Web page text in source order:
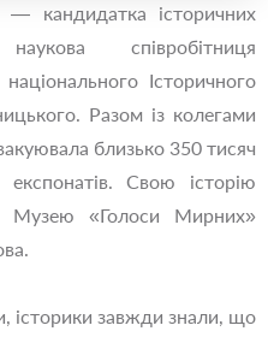
кандидатка історичних
співробітниця
Історичного
Разом із колегами
близько 350 тисяч
експонатів. Свою історію
Музею «Голоси Мирних»
історики завжди знали, що